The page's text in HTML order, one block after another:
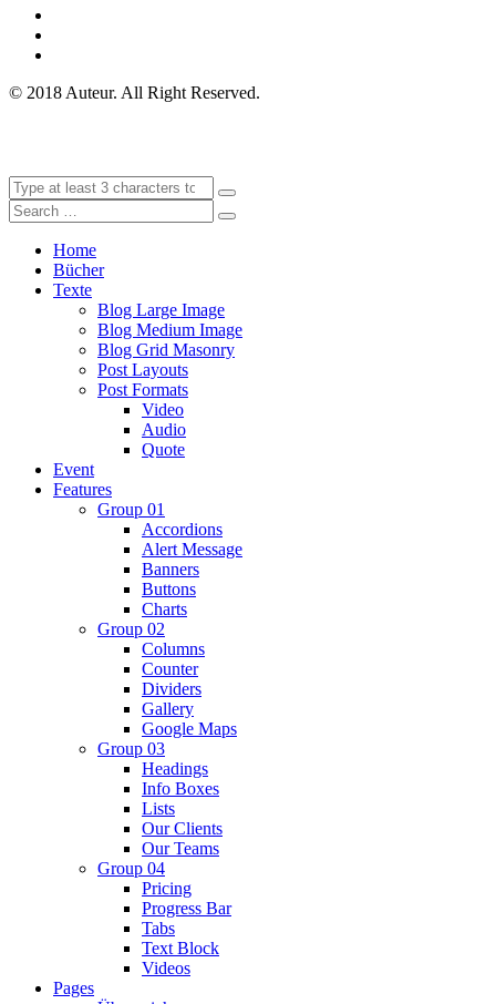
© 2018 Auteur. All Right Reserved.
Home
Bücher
Texte
Blog Large Image
Blog Medium Image
Blog Grid Masonry
Post Layouts
Post Formats
Video
Audio
Quote
Event
Features
Group 01
Accordions
Alert Message
Banners
Buttons
Charts
Group 02
Columns
Counter
Dividers
Gallery
Google Maps
Group 03
Headings
Info Boxes
Lists
Our Clients
Our Teams
Group 04
Pricing
Progress Bar
Tabs
Text Block
Videos
Pages